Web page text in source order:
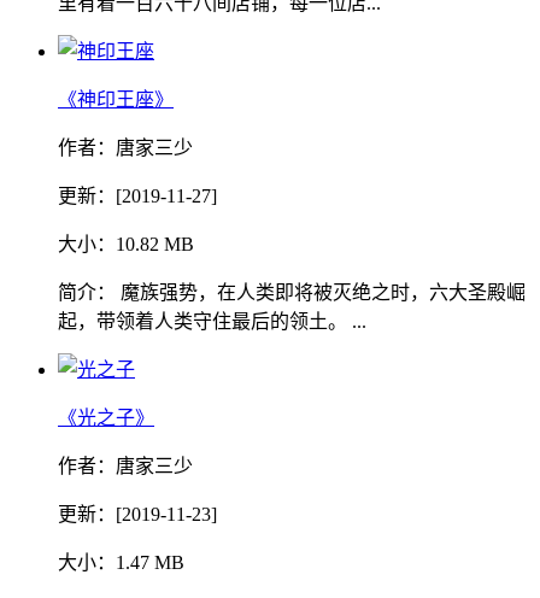
《神印王座》
作者：唐家三少
更新：[2019-11-27]
大小：10.82 MB
简介： 魔族强势，在人类即将被灭绝之时，六大圣殿崛
起，带领着人类守住最后的领土。 ...
《光之子》
作者：唐家三少
更新：[2019-11-23]
大小：1.47 MB